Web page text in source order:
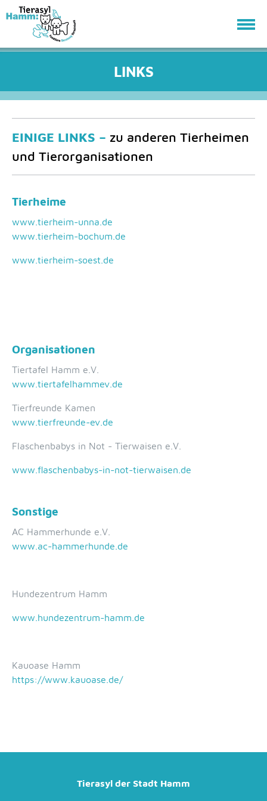
LINKS
EINIGE LINKS – zu anderen Tierheimen
und Tierorganisationen
Tierheime
www.tierheim-unna.de
www.tierheim-bochum.de
www.tierheim-soest.de
Organisationen
Tiertafel Hamm e.V.
www.tiertafelhammev.de
Tierfreunde Kamen
www.tierfreunde-ev.de
Flaschenbabys in Not - Tierwaisen e.V.
www.flaschenbabys-in-not-tierwaisen.de
Sonstige
AC Hammerhunde e.V.
www.ac-hammerhunde.de
Hundezentrum Hamm
www.hundezentrum-hamm.de
Kauoase Hamm
https://www.kauoase.de/
Tierasyl der Stadt Hamm